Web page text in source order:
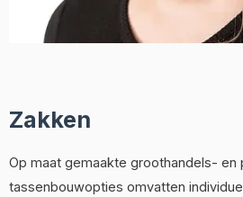
Zakken
Op maat gemaakte groothandels- en
tassenbouwopties omvatten